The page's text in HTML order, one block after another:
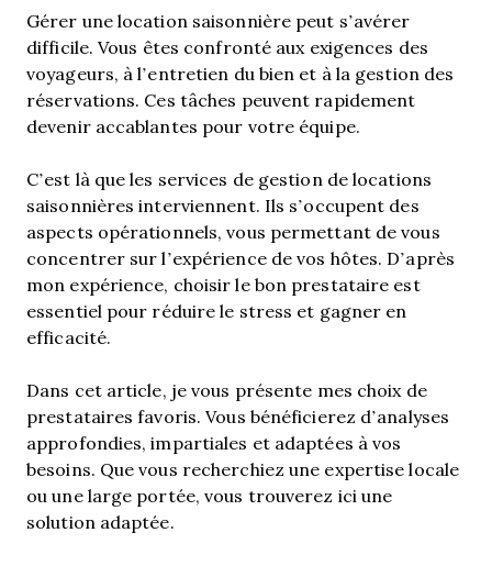
Gérer une location saisonnière peut s’avérer
difficile. Vous êtes confronté aux exigences des
voyageurs, à l’entretien du bien et à la gestion des
réservations. Ces tâches peuvent rapidement
devenir accablantes pour votre équipe.
C’est là que les services de gestion de locations
saisonnières interviennent. Ils s’occupent des
aspects opérationnels, vous permettant de vous
concentrer sur l’expérience de vos hôtes. D’après
mon expérience, choisir le bon prestataire est
essentiel pour réduire le stress et gagner en
efficacité.
Dans cet article, je vous présente mes choix de
prestataires favoris. Vous bénéficierez d’analyses
approfondies, impartiales et adaptées à vos
besoins. Que vous recherchiez une expertise locale
ou une large portée, vous trouverez ici une
solution adaptée.